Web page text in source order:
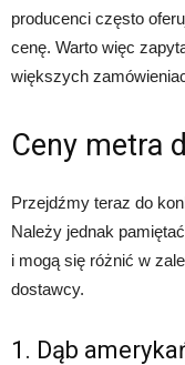
producenci często
cenę. Warto więc
większych
Ceny metra
Przejdźmy teraz do
Należy jednak
i mogą się różnić w
dostawcy.
1. Dąb